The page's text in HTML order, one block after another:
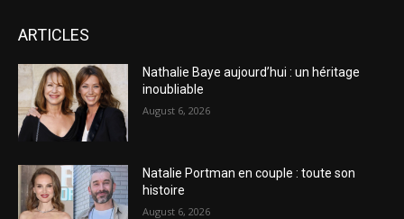
ARTICLES
Nathalie Baye aujourd’hui : un héritage
inoubliable
August 6, 2026
Natalie Portman en couple : toute son
histoire
August 6, 2026